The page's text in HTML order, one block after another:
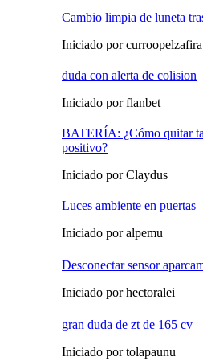
Cambio limpia de luneta
Iniciado por curroopelzafira
duda con alerta de colision
Iniciado por flanbet
BATERÍA: ¿Cómo quitar
positivo?
Iniciado por Claydus
Luces ambiente en puertas
Iniciado por alpemu
Desconectar sensor
Iniciado por hectoralei
gran duda de zt de 165 cv
Iniciado por tolapaunu